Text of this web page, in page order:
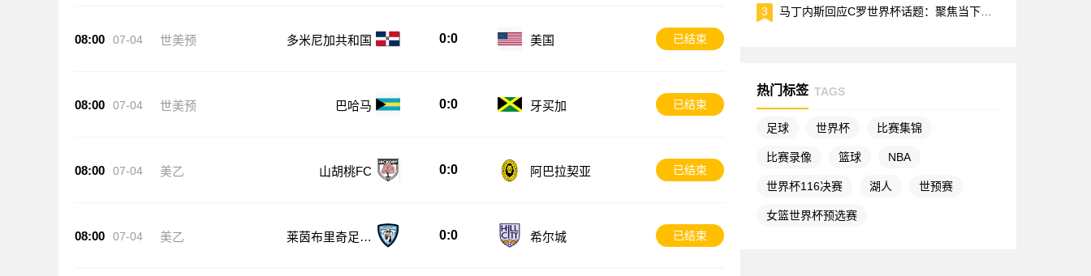
08:00 07-04 世美预 多米尼加共和国 0:0 美国 已结束
08:00 07-04 世美预 巴哈马 0:0 牙买加 已结束
08:00 07-04 美乙 山胡桃FC 0:0 阿巴拉契亚 已结束
08:00 07-04 美乙
莱茵布里奇足球
0:0 希尔城 已结束
3 马丁内斯回应C罗世界杯话题：聚焦当下比赛才是关键
热门标签 TAGS
足球 世界杯 比赛集锦
比赛录像 篮球 NBA
世界杯116决赛 湖人 世预赛
女篮世界杯预选赛